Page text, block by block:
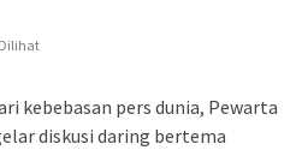
kebebasan pers dunia, Pewarta
diskusi daring bertema